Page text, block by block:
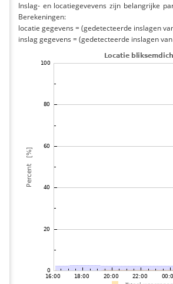
Inslag- en locatiegevevens zijn belangrijke
Berekeningen:
locatie gegevens = (gedetecteerde inslagen
inslag gegevens = (gedetecteerde inslagen